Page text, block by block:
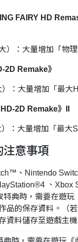
FAIRY HD
）：大量增加「物
2D Remake》​​​​​
：大量增加「最大
2D Remake》​​​II​
：大量增加「最大
注意事項
、Nintendo
、Xbox
特典時，需要在遊玩
品的保存資料。（
資料儲存至遊戲主機